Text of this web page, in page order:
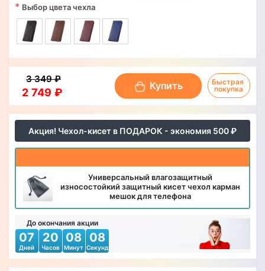
Акция! Чехол-кисет в ПОДАРОК - экономия 500 ₽
Универсальный влагозащитный
износостойкий защитный кисет чехол карман
мешок для телефона
До окончания акции
07
Дней
20
Часов
08
Минут
06
Секунд
* Выбор цвета чехла
2 749 ₽
3 349 ₽
Купить
Быстрая
покупка